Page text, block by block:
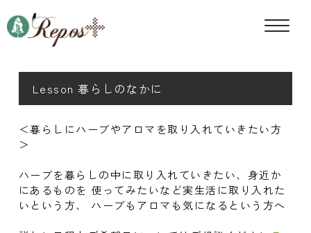
Lesson 暮らしのなかに
＜暮らしにハーブやアロマを取り入れていきたい方
＞
ハーブを暮らしの中に取り入れていきたい、身近か
にあるものを 使ってみたいなど実生活に取り入れた
いという方、 ハーブもアロマも気になるという方へ